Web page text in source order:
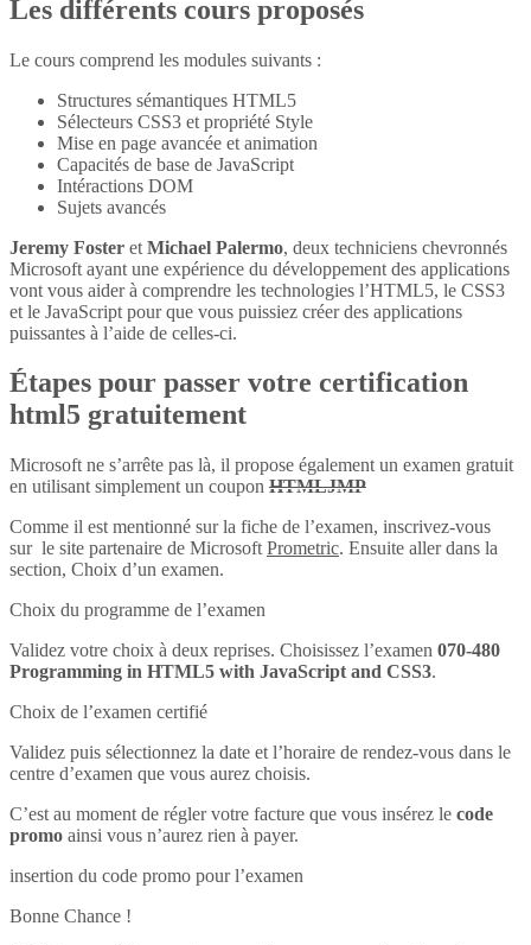
Les différents cours proposés
Le cours comprend les modules suivants :
Structures sémantiques HTML5
Sélecteurs CSS3 et propriété Style
Mise en page avancée et animation
Capacités de base de JavaScript
Intéractions DOM
Sujets avancés
Jeremy Foster et Michael Palermo, deux techniciens chevronnés
Microsoft ayant une expérience du développement des applications
vont vous aider à comprendre les technologies l’HTML5, le CSS3
et le JavaScript pour que vous puissiez créer des applications
puissantes à l’aide de celles-ci.
Étapes pour passer votre certification
html5 gratuitement
Microsoft ne s’arrête pas là, il propose également un examen gratuit
en utilisant simplement un coupon HTMLJMP
Comme il est mentionné sur la fiche de l’examen, inscrivez-vous
sur le site partenaire de Microsoft Prometric. Ensuite aller dans la
section, Choix d’un examen.
Choix du programme de l’examen
Validez votre choix à deux reprises. Choisissez l’examen 070-480
Programming in HTML5 with JavaScript and CSS3.
Choix de l’examen certifié
Validez puis sélectionnez la date et l’horaire de rendez-vous dans le
centre d’examen que vous aurez choisis.
C’est au moment de régler votre facture que vous insérez le code
promo ainsi vous n’aurez rien à payer.
insertion du code promo pour l’examen
Bonne Chance !